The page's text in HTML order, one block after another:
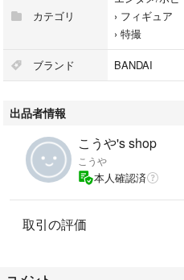
カテゴリ
› フィギュア
› 特撮
ブランド BANDAI
出品者情報
こうや's shop
こうや
本人確認済
取引の評価